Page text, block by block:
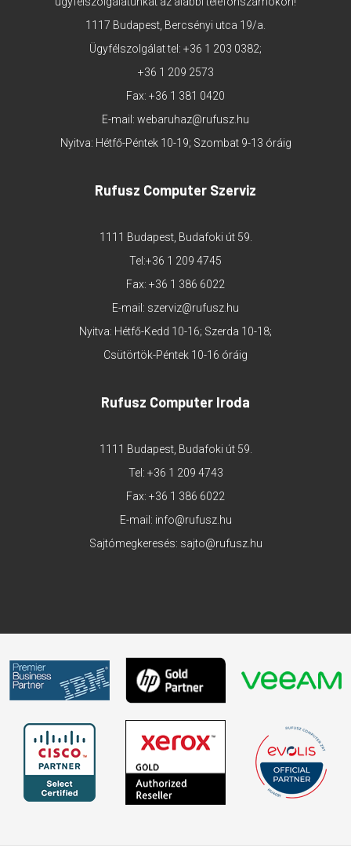
1117 Budapest, Bercsényi utca 19/a.
Ügyfélszolgálat tel: +36 1 203 0382;
+36 1 209 2573
Fax: +36 1 381 0420
E-mail: webaruhaz@rufusz.hu
Nyitva: Hétfő-Péntek 10-19; Szombat 9-13 óráig
Rufusz Computer Szerviz
1111 Budapest, Budafoki út 59.
Tel:+36 1 209 4745
Fax: +36 1 386 6022
E-mail: szerviz@rufusz.hu
Nyitva: Hétfő-Kedd 10-16; Szerda 10-18;
Csütörtök-Péntek 10-16 óráig
Rufusz Computer Iroda
1111 Budapest, Budafoki út 59.
Tel: +36 1 209 4743
Fax: +36 1 386 6022
E-mail: info@rufusz.hu
Sajtómegkeresés: sajto@rufusz.hu